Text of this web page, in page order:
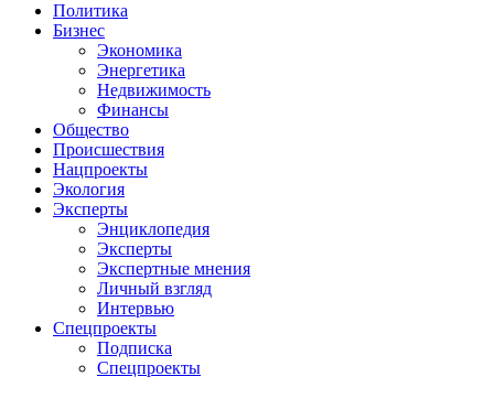
Политика
Бизнес
Экономика
Энергетика
Недвижимость
Финансы
Общество
Происшествия
Нацпроекты
Экология
Эксперты
Энциклопедия
Эксперты
Экспертные мнения
Личный взгляд
Интервью
Спецпроекты
Подписка
Спецпроекты